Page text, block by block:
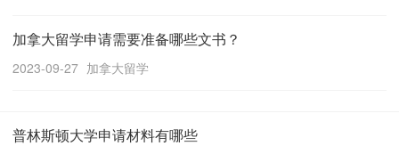
加拿大留学申请需要准备哪些文书？
2023-09-27 加拿大留学
普林斯顿大学申请材料有哪些